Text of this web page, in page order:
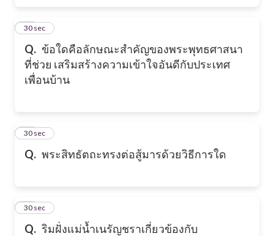
Q. ข้อใดคือลักษณะสำคัญของพระพุทธศาสนา
ที่ช่วย เสริมสร้างความเข้าใจอันดีกับประเทศ
เพื่อนบ้าน
14
30 sec
Q. พระสิทธัตถะทรงต่อสู้มารด้วยวิธีการใด
15
30 sec
Q. ริมฝั่งแม่นํ้าเนรัญชราเกี่ยวข้องกับ
16
30 sec